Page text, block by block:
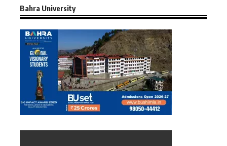
Bahra University